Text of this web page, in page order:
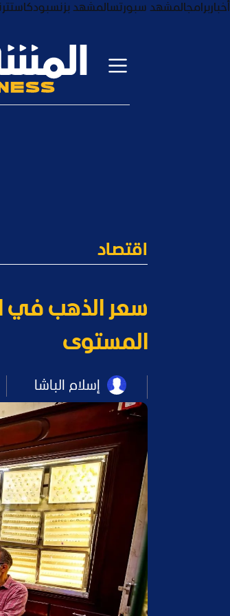
أخباربرامجالمشهد سبورتسالمشهد بزنسبودكاست
اقتصاد
المستوى
إسلام الباشا